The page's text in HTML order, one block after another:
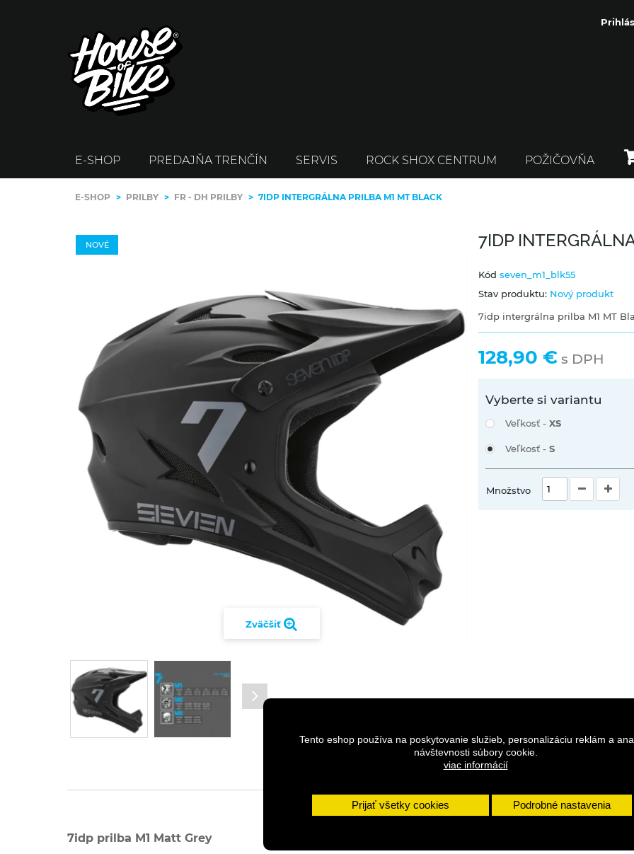
Tento eshop používa na poskytovanie služieb, personalizáciu reklám a
návštevnosti súbory cookie.
viac informácií
Prijať všetky cookies Podrobné nastavenia
E-SHOP PREDAJŇA TRENČÍN SERVIS ROCK SHOX CENTRUM POŽIČOVŇA
E-SHOP > PRILBY > FR - DH PRILBY > 7IDP INTERGRÁLNA PRILBA M1 MT BLACK
NOVÉ
Zväčšiť
7IDP
Kód seven_m1_blk55
Stav produktu: Nový produkt
7idp intergrálna prilba M1 MT
128,90 € s DPH
Vyberte si variantu
Veľkosť - XS
Veľkosť - S
Množstvo
7idp prilba M1 Matt Grey